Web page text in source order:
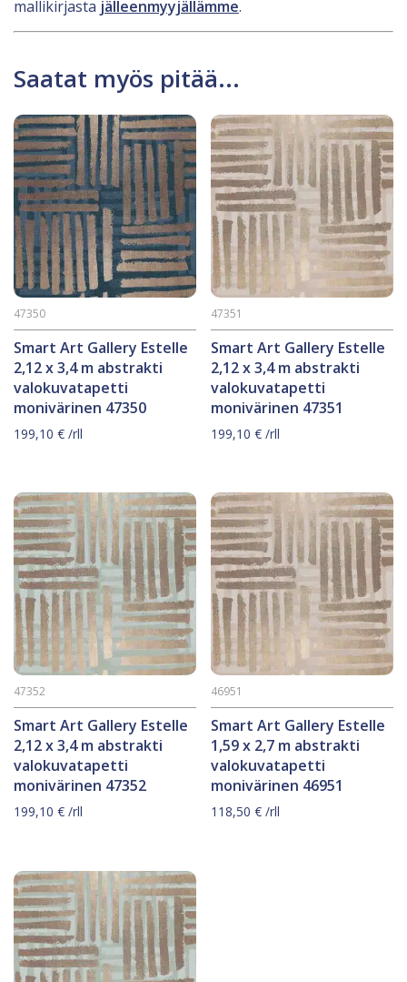
mallikirjasta jälleenmyyjällämme.
Saatat myös pitää...
Smart Art Gallery Estelle
2,12 x 3,4 m abstrakti
valokuvatapetti
monivärinen 47350
47350
199,10 € /rll
Smart Art Gallery Estelle
2,12 x 3,4 m abstrakti
valokuvatapetti
monivärinen 47351
47351
199,10€ /rll
Smart Art Gallery Estelle
2,12 x 3,4 m abstrakti
valokuvatapetti
monivärinen 47352
47352
199,10 € /rll
Smart Art Gallery Estelle
1,59 x 2,7 m abstrakti
valokuvatapetti
monivärinen 46951
46951
118,50€ /rll